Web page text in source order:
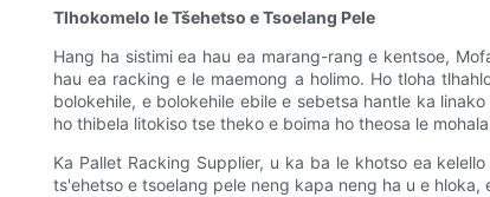
Tlhokomelo le Tšehetso e Tsoelang Pele
Hang ha sistimi ea hau ea marang-rang e kentsoe,
hau ea racking e le maemong a holimo. Ho tloha
bolokehile, e bolokehile ebile e sebetsa hantle ka
ho thibela litokiso tse theko e boima ho theosa le
Ka Pallet Racking Supplier, u ka ba le khotso ea
ts'ehetso e tsoelang pele neng kapa neng ha u e